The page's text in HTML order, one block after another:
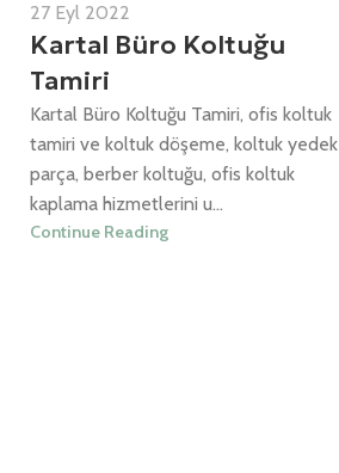
27 Eyl 2022
Kartal Büro Koltuğu
Tamiri
Kartal Büro Koltuğu Tamiri, ofis koltuk
tamiri ve koltuk döşeme, koltuk yedek
parça, berber koltuğu, ofis koltuk
kaplama hizmetlerini u...
Continue Reading